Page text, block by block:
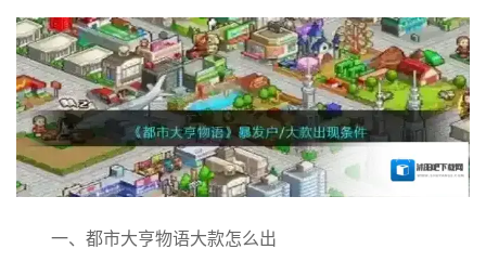
一、都市大亨物语大款怎么出